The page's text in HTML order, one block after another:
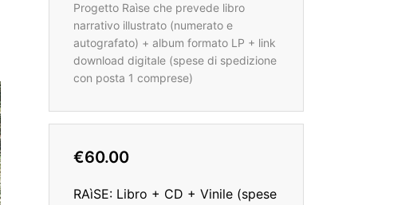
Progetto Raìse che prevede libro
narrativo illustrato (numerato e
autografato) + album formato LP + link
download digitale (spese di spedizione
con posta 1 comprese)
€60.00
RAìSE: Libro + CD + Vinile (spese